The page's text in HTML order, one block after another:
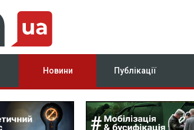
Новини Публікації